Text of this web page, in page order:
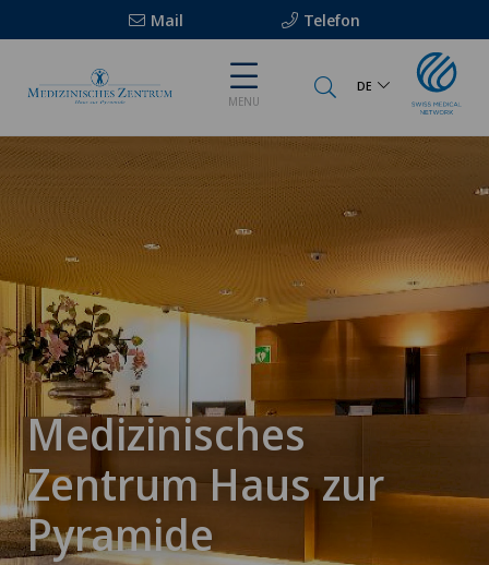
Mail Telefon
MENU
DE
Medizinisches
Zentrum Haus zur
Pyramide